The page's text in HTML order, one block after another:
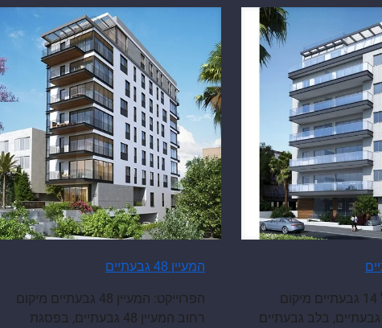
הפרויקט: צה"ל 14 גבעתיים מיקום
רחוב צה"ל 14 גבעתיים, בלב גבעתיים
המעיין 48 גבעתיים
הפרוייקט: המעיין 48 גבעתיים מיקום
רחוב המעיין 48 גבעתיים, בפסגת